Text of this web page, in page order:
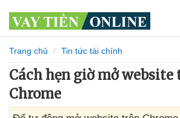
Trang chủ Tin tức tài chính
Cách hẹn giờ mở website
Chrome